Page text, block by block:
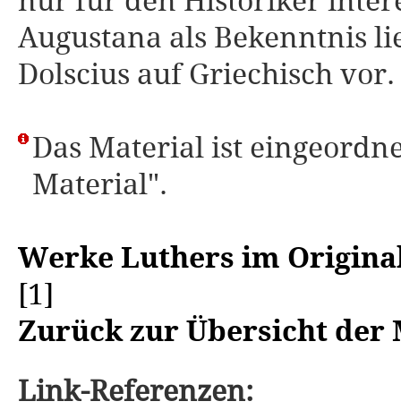
Augustana als Bekenntnis
Dolscius auf Griechisch vor.
Das Material ist
Material".
Werke Luthers im
[1]
Zurück zur Übersicht der
Link-Referenzen: